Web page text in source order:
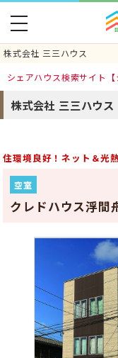
株式会社 三三ハウス
toggle
navigation
シェアハウス検索サイト【
株式会社 三三ハウス
住環境良好！ネット＆光
空室
クレドハウス浮間